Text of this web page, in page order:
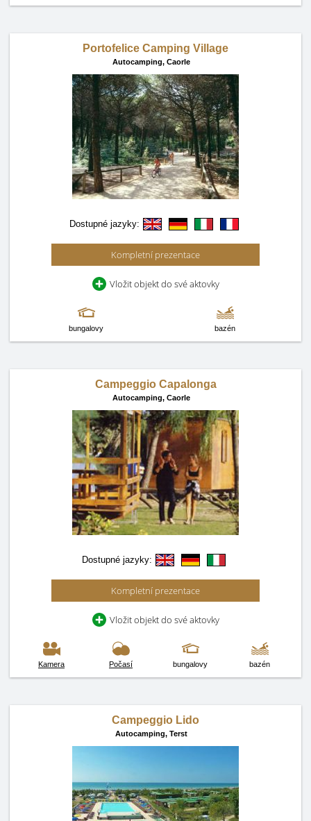
Portofelice Camping Village
Autocamping, Caorle
Dostupné jazyky:
Kompletní prezentace
Vložit objekt do své aktovky
bungalovy bazén
Campeggio Capalonga
Autocamping, Caorle
Dostupné jazyky:
Kompletní prezentace
Vložit objekt do své aktovky
Kamera Počasí bungalovy bazén
Campeggio Lido
Autocamping, Terst